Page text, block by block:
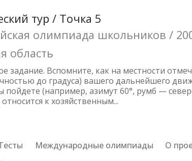
тур / Точка 5
олимпиада школьников /
область
задание. Вспомните, как на местности
до градуса) вашего дальнейшего
пойдете (например, азимут 60°, румб —
к хозяйственным...
Международные олимпиады О